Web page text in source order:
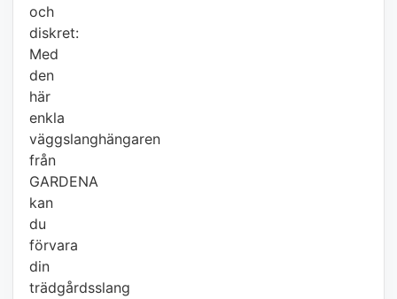
och
diskret:
Med
den
här
enkla
väggslanghängaren
från
GARDENA
kan
du
förvara
din
trädgårdsslang